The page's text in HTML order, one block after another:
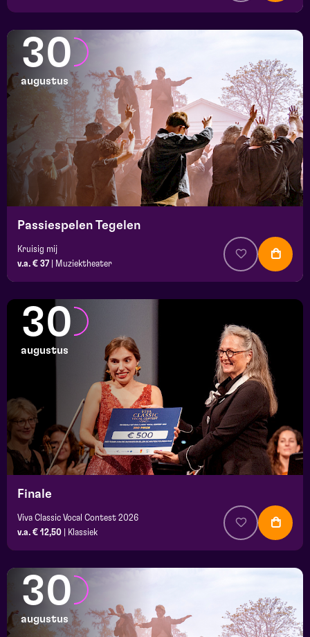
30
augustus
Passiespelen Tegelen
Kruisig mij
v.a. € 37
Muziektheater
30
augustus
Finale
Viva Classic Vocal Contest 2026
v.a. € 12,50
Klassiek
30
augustus